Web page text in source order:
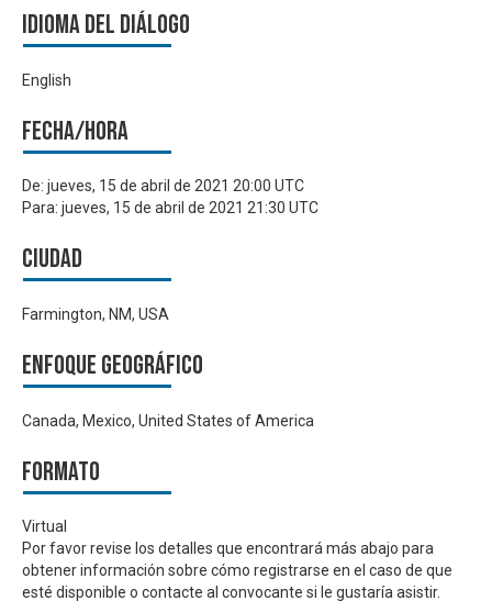
Idioma del Diálogo
English
Fecha/hora
De: jueves, 15 de abril de 2021 20:00 UTC
Para: jueves, 15 de abril de 2021 21:30 UTC
Ciudad
Farmington, NM, USA
Enfoque geográfico
Canada, Mexico, United States of America
Formato
Virtual
Por favor revise los detalles que encontrará más abajo para
obtener información sobre cómo registrarse en el caso de que
esté disponible o contacte al convocante si le gustaría asistir.